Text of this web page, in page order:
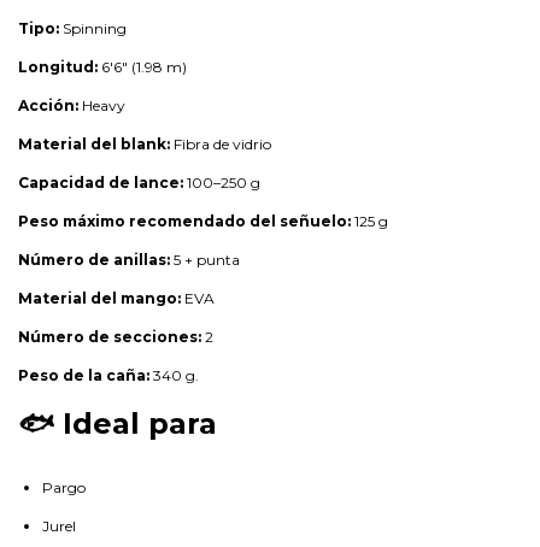
Tipo: Spinning
Longitud: 6'6" (1.98 m)
Acción: Heavy
Material del blank: Fibra de vidrio
Capacidad de lance: 100–250 g
Peso máximo recomendado del señuelo: 125 g
Número de anillas: 5 + punta
Material del mango: EVA
Número de secciones: 2
Peso de la caña: 340 g.
🐟 Ideal para
Pargo
Jurel